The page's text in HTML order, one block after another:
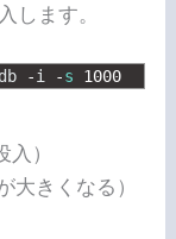
します。
db -i -s 1000
）
大きくなる）